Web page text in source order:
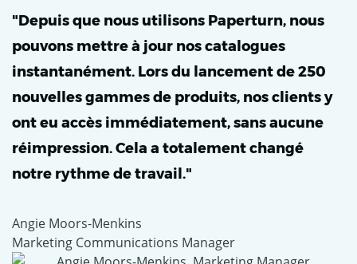
"Depuis que nous utilisons Paperturn, nous
pouvons mettre à jour nos catalogues
instantanément. Lors du lancement de 250
nouvelles gammes de produits, nos clients y
ont eu accès immédiatement, sans aucune
réimpression. Cela a totalement changé
notre rythme de travail."
Angie Moors-Menkins
Marketing Communications Manager